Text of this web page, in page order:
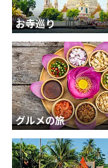
お寺巡り
グルメの旅